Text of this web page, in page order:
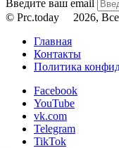
Введите ваш email
© Prc.today
2026,
Главная
Контакты
Политика
Facebook
YouTube
vk.com
Telegram
TikTok